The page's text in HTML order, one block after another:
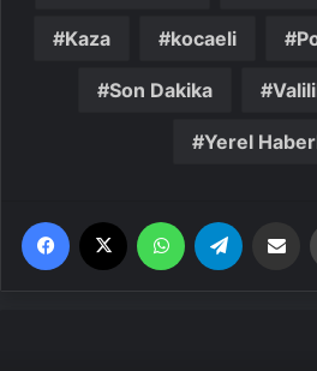
Kaza kocaeli
Son Dakika
Yerel
Facebook WhatsApp